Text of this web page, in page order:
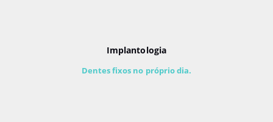
Implantologia
Dentes fixos no próprio dia.